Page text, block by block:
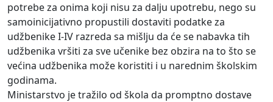
potrebe za onima koji nisu za dalju upotrebu, nego su
samoinicijativno propustili dostaviti podatke za
udžbenike I-IV razreda sa mišlju da će se nabavka tih
udžbenika vršiti za sve učenike bez obzira na to što se
većina udžbenika može koristiti i u narednim školskim
godinama.
Ministarstvo je tražilo od škola da promptno dostave